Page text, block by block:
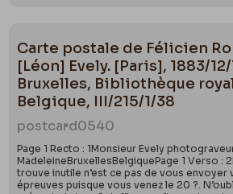
Carte postale de Félicien
[Léon] Evely. [Paris], 1883/12/
Bruxelles, Bibliothèque
Belgique, III/215/1/38
postcard0540
Page 1 Recto : 1Monsieur Evely
MadeleineBruxellesBelgiquePage 1 Verso :
trouve inutile n’est ce pas de vous envoyer
épreuves puisque vous venez le 20 ?.